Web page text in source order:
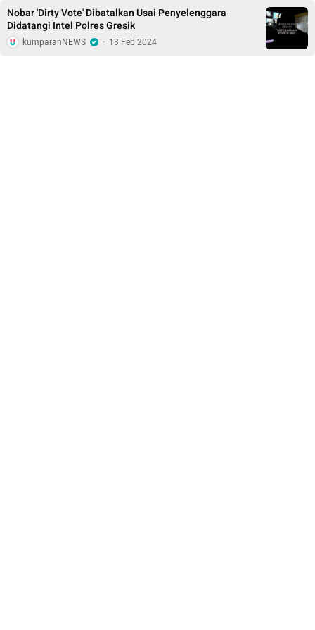
Nobar 'Dirty Vote' Dibatalkan Usai Penyelenggara
Didatangi Intel Polres Gresik
kumparanNEWS · 13 Feb 2024